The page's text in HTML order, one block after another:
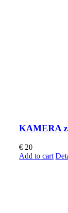
KAMERA
€ 20
Add to cart